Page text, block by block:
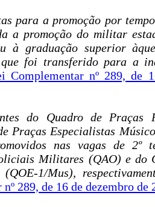
para a promoção por
a promoção do militar
à graduação superior
que foi transferido para a
Complementar nº 289, de
do Quadro de Praças
Praças Especialistas
nas vagas de 2º
Militares (QAO) e do
(QOE-1/Mus),
289, de 16 de dezembro de